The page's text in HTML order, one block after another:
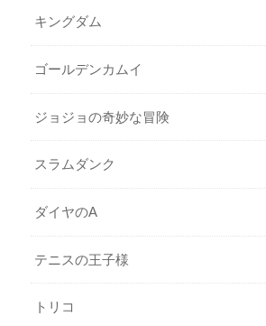
キングダム
ゴールデンカムイ
ジョジョの奇妙な冒険
スラムダンク
ダイヤのA
テニスの王子様
トリコ